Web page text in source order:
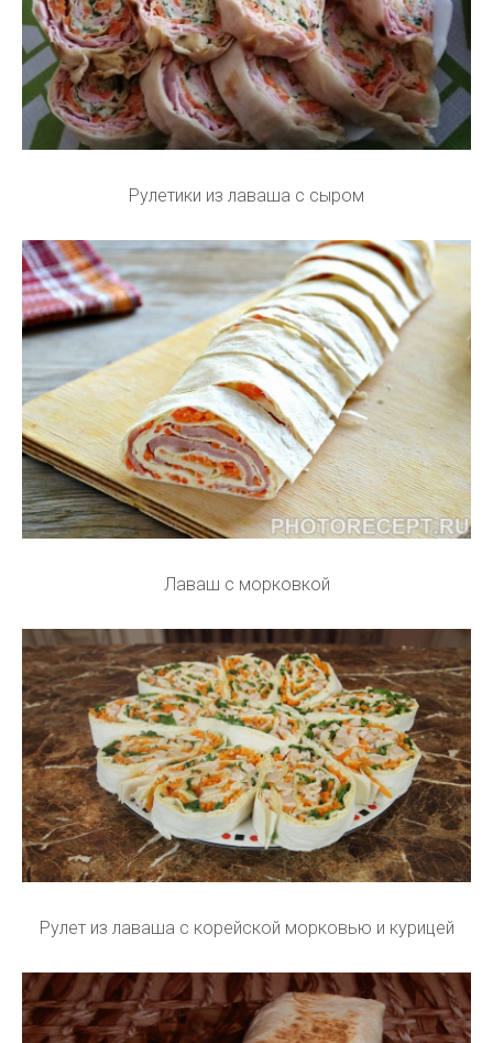
Рулетики из лаваша с сыром
Лаваш с морковкой
Рулет из лаваша с корейской морковью и курицей